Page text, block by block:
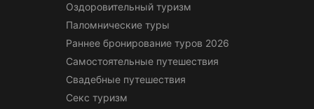
Оздоровительный туризм
Паломнические туры
Раннее бронирование туров 2026
Самостоятельные путешествия
Свадебные путешествия
Секс туризм